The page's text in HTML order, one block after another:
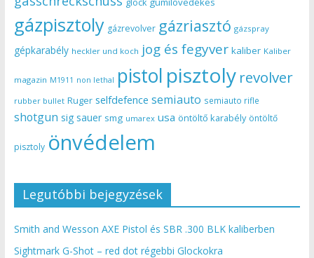
glock
gázpisztoly gázrevolver gázriasztó gázspray
gépkarabély heckler und koch jog és fegyver kaliber Kaliber
magazin M1911 non lethal pistol pisztoly revolver
rubber bullet Ruger selfdefence semiauto semiauto rifle
shotgun sig sauer smg umarex usa öntöltő karabély öntöltő
pisztoly önvédelem
Legutóbbi bejegyzések
Smith and Wesson AXE Pistol és SBR .300 BLK kaliberben
Sightmark G-Shot – red dot régebbi Glockokra